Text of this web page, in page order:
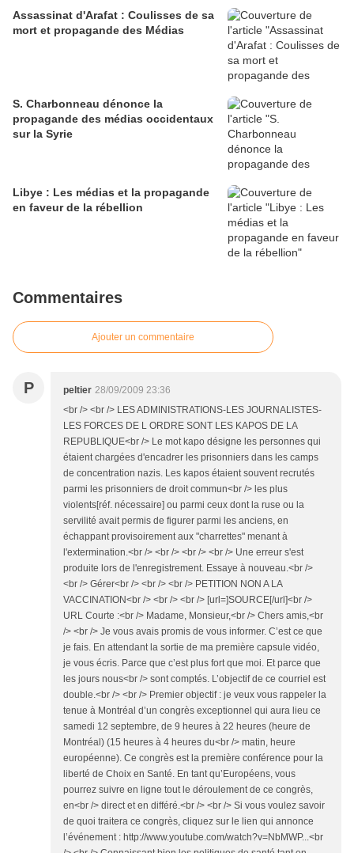
Assassinat d'Arafat : Coulisses de sa
mort et propagande des Médias
S. Charbonneau dénonce la
propagande des médias occidentaux
sur la Syrie
Libye : Les médias et la propagande
en faveur de la rébellion
Commentaires
Ajouter un commentaire
P peltier 28/09/2009 23:36
<br /> <br /> LES ADMINISTRATIONS-LES JOURNALISTES-
LES FORCES DE L ORDRE SONT LES KAPOS DE LA
REPUBLIQUE<br /> Le mot kapo désigne les personnes qui
étaient chargées d'encadrer les prisonniers dans les camps
de concentration nazis. Les kapos étaient souvent recrutés
parmi les prisonniers de droit commun<br /> les plus
violents[réf. nécessaire] ou parmi ceux dont la ruse ou la
servilité avait permis de figurer parmi les anciens, en
échappant provisoirement aux "charrettes" menant à
l'extermination.<br /> <br /> <br /> <br /> Une erreur s'est
produite lors de l'enregistrement. Essaye à nouveau.<br />
<br /> Gérer<br /> <br /> <br /> PETITION NON A LA
VACCINATION<br /> <br /> <br /> [url=]SOURCE[/url]<br />
URL Courte :<br /> Madame, Monsieur,<br /> Chers amis,<br
/> <br /> Je vous avais promis de vous informer. C’est ce que
je fais. En attendant la sortie de ma première capsule vidéo,
je vous écris. Parce que c’est plus fort que moi. Et parce que
les jours nous<br /> sont comptés. L’objectif de ce courriel est
double.<br /> <br /> Premier objectif : je veux vous rappeler la
tenue à Montréal d’un congrès exceptionnel qui aura lieu ce
samedi 12 septembre, de 9 heures à 22 heures (heure de
Montréal) (15 heures à 4 heures du<br /> matin, heure
européenne). Ce congrès est la première conférence pour la
liberté de Choix en Santé. En tant qu’Européens, vous
pourrez suivre en ligne tout le déroulement de ce congrès,
en<br /> direct et en différé.<br /> <br /> Si vous voulez savoir
de quoi traitera ce congrès, cliquez sur le lien qui annonce
l’événement : http://www.youtube.com/watch?v=NbMWP...<br